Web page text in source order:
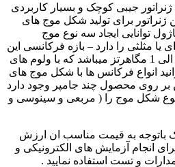
جیبی کوچک و بسیار کاربردی
ژنراتور برای تولید شکل موج های
توانایی ایجاد سه نوع موج
مثلثی را دارد – بازه فرکانسی این
ماژول نیز در محدوده 1 هرتز الی 1 مگاهرتز میباشد که با ولوم های
انواع فرکانس ها با شکل موج های
بر روی محصول چند جامپر وجود دارد
نوع شکل موج را ( مربعی و سینوسی و
باتوجه به قیمت مناسب ان ارزش
انجام آزمایش های الکترونیکی و
و تست استفاده نمایید .